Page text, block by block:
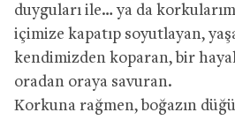
duyguları ile… ya da
içimize kapatıp soyutlayan,
kendimizden koparan, bir
oradan oraya savuran.
Korkuna rağmen, boğazın